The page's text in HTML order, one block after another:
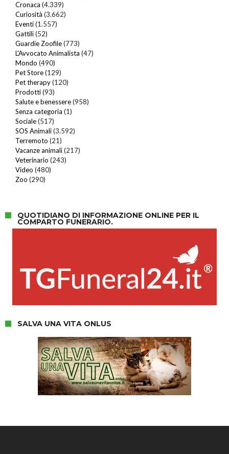
Cronaca (4.339)
Curiosità (3.662)
Eventi(1.557)
Gattili(52)
Guardie Zoofile(773)
L'Avvocato Animalista (47)
Mondo (490)
Pet Store(129)
Pet therapy(120)
Prodotti(93)
Salute e benessere(958)
Senza categoria (1)
Sociale(517)
SOS Animali(3.592)
Terremoto (21)
Vacanze animali(217)
Veterinario (243)
Video (480)
Zoo (290)
QUOTIDIANO DI INFORMAZIONE ONLINE PER IL
COMPARTO FUNERARIO.
SALVA UNA VITA ONLUS